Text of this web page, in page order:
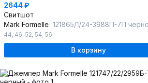
2644 ₽
Свитшот
Mark Formelle 121865/1/24-3988П-7П
44, 46, 52, 54, 56
В корзину